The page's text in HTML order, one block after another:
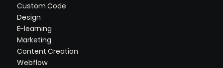
Custom Code
Design
E-learning
Marketing
Content Creation
Webflow